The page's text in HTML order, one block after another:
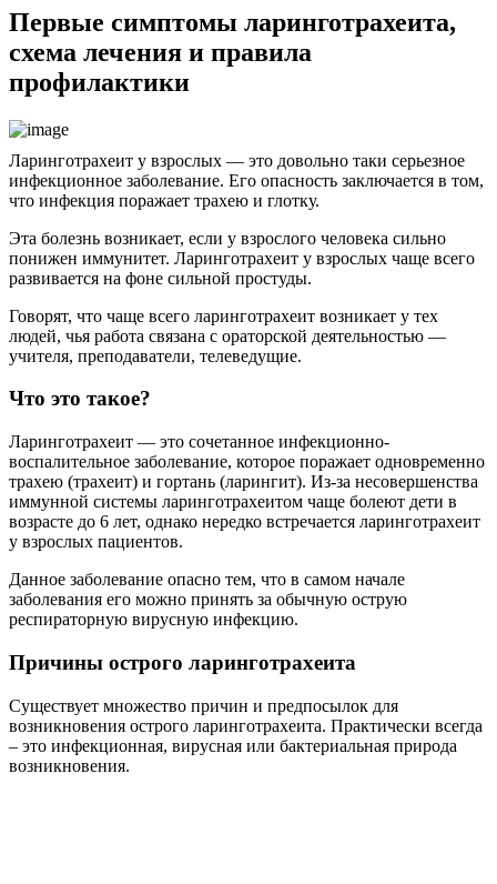
Первые симптомы ларинготрахеита,
схема лечения и правила
профилактики
Ларинготрахеит у взрослых — это довольно таки серьезное
инфекционное заболевание. Его опасность заключается в том,
что инфекция поражает трахею и глотку.
Эта болезнь возникает, если у взрослого человека сильно
понижен иммунитет. Ларинготрахеит у взрослых чаще всего
развивается на фоне сильной простуды.
Говорят, что чаще всего ларинготрахеит возникает у тех
людей, чья работа связана с ораторской деятельностью —
учителя, преподаватели, телеведущие.
Что это такое?
Ларинготрахеит — это сочетанное инфекционно-
воспалительное заболевание, которое поражает одновременно
трахею (трахеит) и гортань (ларингит). Из-за несовершенства
иммунной системы ларинготрахеитом чаще болеют дети в
возрасте до 6 лет, однако нередко встречается ларинготрахеит
у взрослых пациентов.
Данное заболевание опасно тем, что в самом начале
заболевания его можно принять за обычную острую
респираторную вирусную инфекцию.
Причины острого ларинготрахеита
Существует множество причин и предпосылок для
возникновения острого ларинготрахеита. Практически всегда
– это инфекционная, вирусная или бактериальная природа
возникновения.